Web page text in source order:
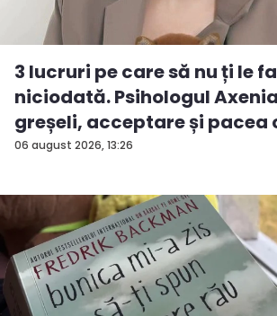
06 august 2026, 13:26
3 lucruri pe care să nu ți le
niciodată. Psihologul
greșeli, acceptare și pacea